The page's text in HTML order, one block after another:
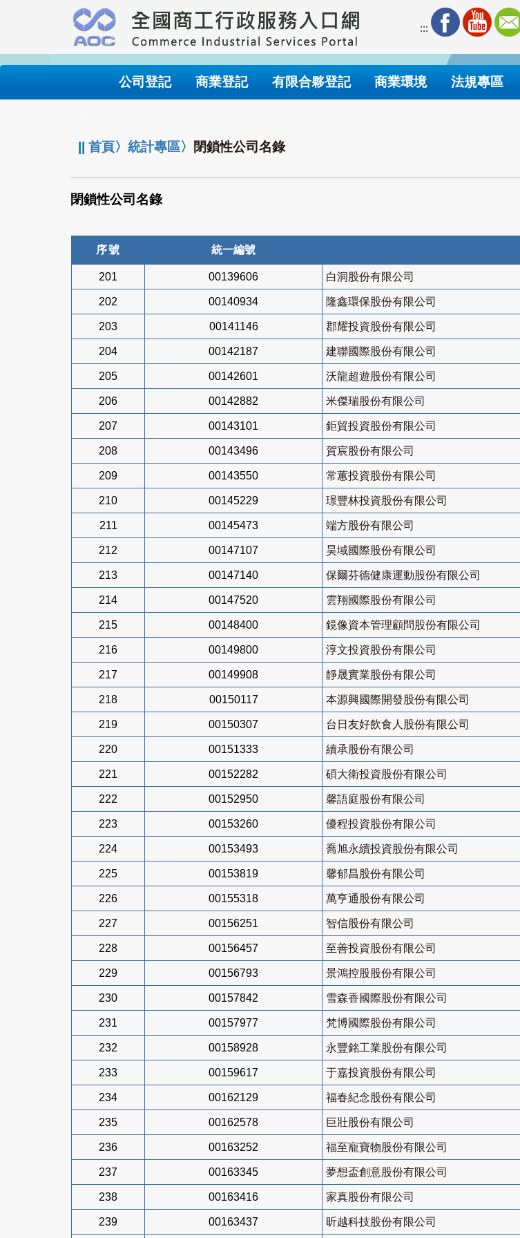
要
內
:::
公司登記 商業登記 有限合夥登記 商業環境 法規專區
||首頁〉統計專區〉 閉鎖性公司名錄
閉鎖性公司名錄
序號 統一編號
201 00139606 白洞股份有限公司
202 00140934 隆鑫環保股份有限公司
203 00141146 郡耀投資股份有限公司
204 00142187 建聯國際股份有限公司
205 00142601 沃龍超遊股份有限公司
206 00142882 米傑瑞股份有限公司
207 00143101 鉅貿投資股份有限公司
208 00143496 賀宸股份有限公司
209 00143550 常蕙投資股份有限公司
210 00145229 璟豐林投資股份有限公司
211 00145473 端方股份有限公司
212 00147107 昊域國際股份有限公司
213 00147140 保爾芬德健康運動股份有限公司
214 00147520 雲翔國際股份有限公司
215 00148400 鏡像資本管理顧問股份有限公司
216 00149800 淳文投資股份有限公司
217 00149908 靜晟實業股份有限公司
218 00150117 本源興國際開發股份有限公司
219 00150307 台日友好飲食人股份有限公司
220 00151333 續承股份有限公司
221 00152282 碩大衛投資股份有限公司
222 00152950 馨語庭股份有限公司
223 00153260 優程投資股份有限公司
224 00153493 喬旭永續投資股份有限公司
225 00153819 馨郁昌股份有限公司
226 00155318 萬亨通股份有限公司
227 00156251 智信股份有限公司
228 00156457 至善投資股份有限公司
229 00156793 景鴻控股股份有限公司
230 00157842 雪森香國際股份有限公司
231 00157977 梵博國際股份有限公司
232 00158928 永豐銘工業股份有限公司
233 00159617 于嘉投資股份有限公司
234 00162129 福春紀念股份有限公司
235 00162578 巨壯股份有限公司
236 00163252 福至寵寶物股份有限公司
237 00163345 夢想盃創意股份有限公司
238 00163416 家真股份有限公司
239 00163437 昕越科技股份有限公司